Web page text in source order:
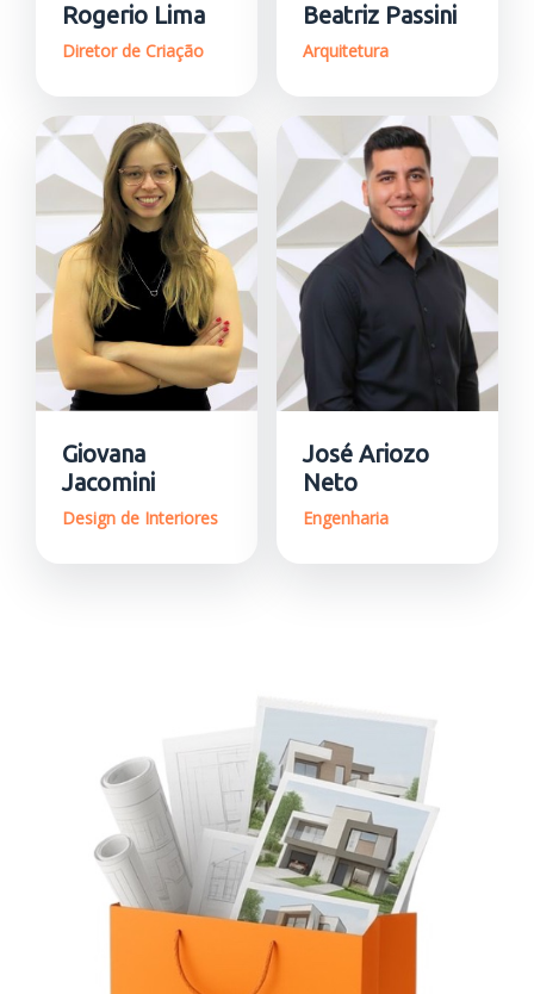
Rogerio Lima
Diretor de Criação
Beatriz Passini
Arquitetura
Giovana
Jacomini
Design de Interiores
José Ariozo
Neto
Engenharia